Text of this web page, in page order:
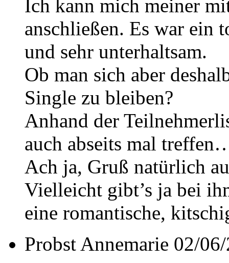
Ich kann mich meiner
anschließen. Es war ein
und sehr unterhaltsam.
Ob man sich aber
Single zu bleiben?
Anhand der
auch abseits mal
Ach ja, Gruß natürlich
Vielleicht gibt’s ja bei
eine romantische,
Probst Annemarie 02/